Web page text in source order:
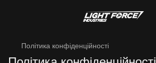
Політика конфіденційності